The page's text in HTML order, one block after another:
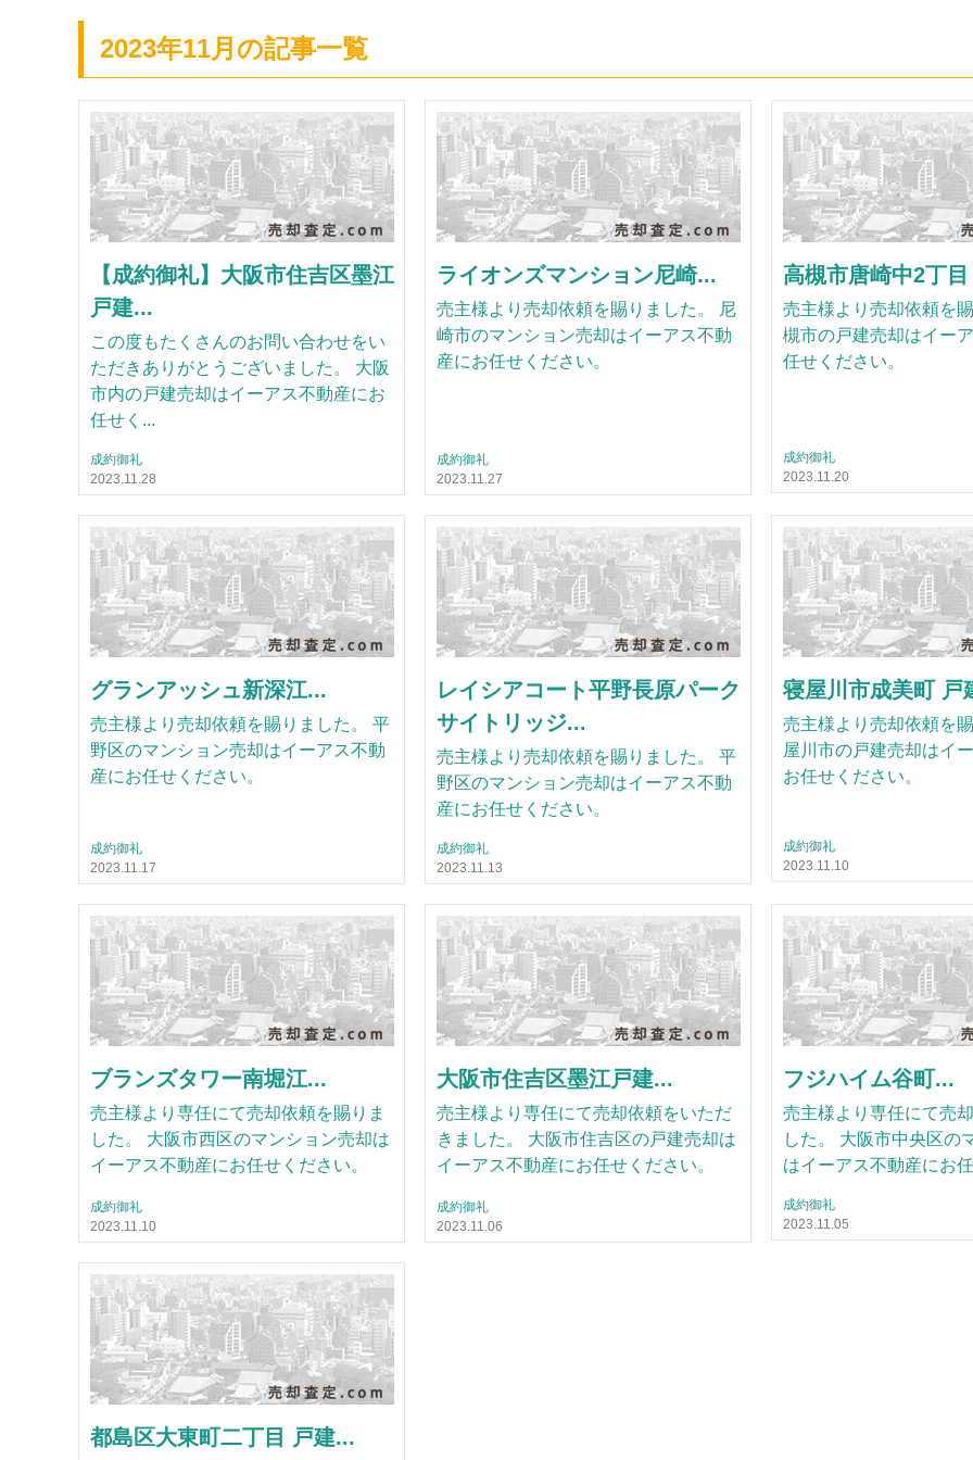
2023年11月の記事一覧
【成約御礼】大阪市住吉区墨江
戸建...
この度もたくさんのお問い合わせをい
ただきありがとうございました。 大阪
市内の戸建売却はイーアス不動産にお
任せく...
成約御礼
2023.11.28
ライオンズマンション尼崎...
売主様より売却依頼を賜りました。 尼
崎市のマンション売却はイーアス不動
産にお任せください。
成約御礼
2023.11.27
高槻市唐崎中2丁
売主様より売却依頼を
槻市の戸建売却はイー
任せください。
成約御礼
2023.11.20
グランアッシュ新深江...
売主様より売却依頼を賜りました。 平
野区のマンション売却はイーアス不動
産にお任せください。
成約御礼
2023.11.17
レイシアコート平野長原パーク
サイトリッジ...
売主様より売却依頼を賜りました。 平
野区のマンション売却はイーアス不動
産にお任せください。
成約御礼
2023.11.13
寝屋川市成美町 戸
売主様より売却依頼を
屋川市の戸建売却はイ
お任せください。
成約御礼
2023.11.10
ブランズタワー南堀江...
売主様より専任にて売却依頼を賜りま
した。 大阪市西区のマンション売却は
イーアス不動産にお任せください。
成約御礼
2023.11.10
大阪市住吉区墨江戸建...
売主様より専任にて売却依頼をいただ
きました。 大阪市住吉区の戸建売却は
イーアス不動産にお任せください。
成約御礼
2023.11.06
フジハイム谷町...
売主様より専任にて売
した。 大阪市中央区の
はイーアス不動産にお
成約御礼
2023.11.05
都島区大東町二丁目 戸建...